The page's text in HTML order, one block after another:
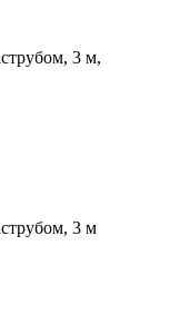
3 м,
3 м